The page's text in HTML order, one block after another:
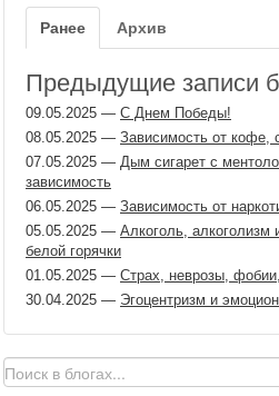
Ранее Архив
Предыдущие записи
09.05.2025 — С Днем Победы!
08.05.2025 — Зависимость от кофе,
07.05.2025 — Дым сигарет с
зависимость
06.05.2025 — Зависимость от
05.05.2025 — Алкоголь, алкоголизм
белой горячки
01.05.2025 — Страх, неврозы,
30.04.2025 — Эгоцентризм и